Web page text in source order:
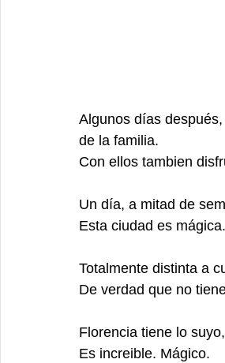
Algunos días
de la familia.
Con ellos tambien
Un día, a mitad de
Esta ciudad es mágica.
Totalmente distinta a
De verdad que no
Florencia tiene lo
Es increible. Mágico.